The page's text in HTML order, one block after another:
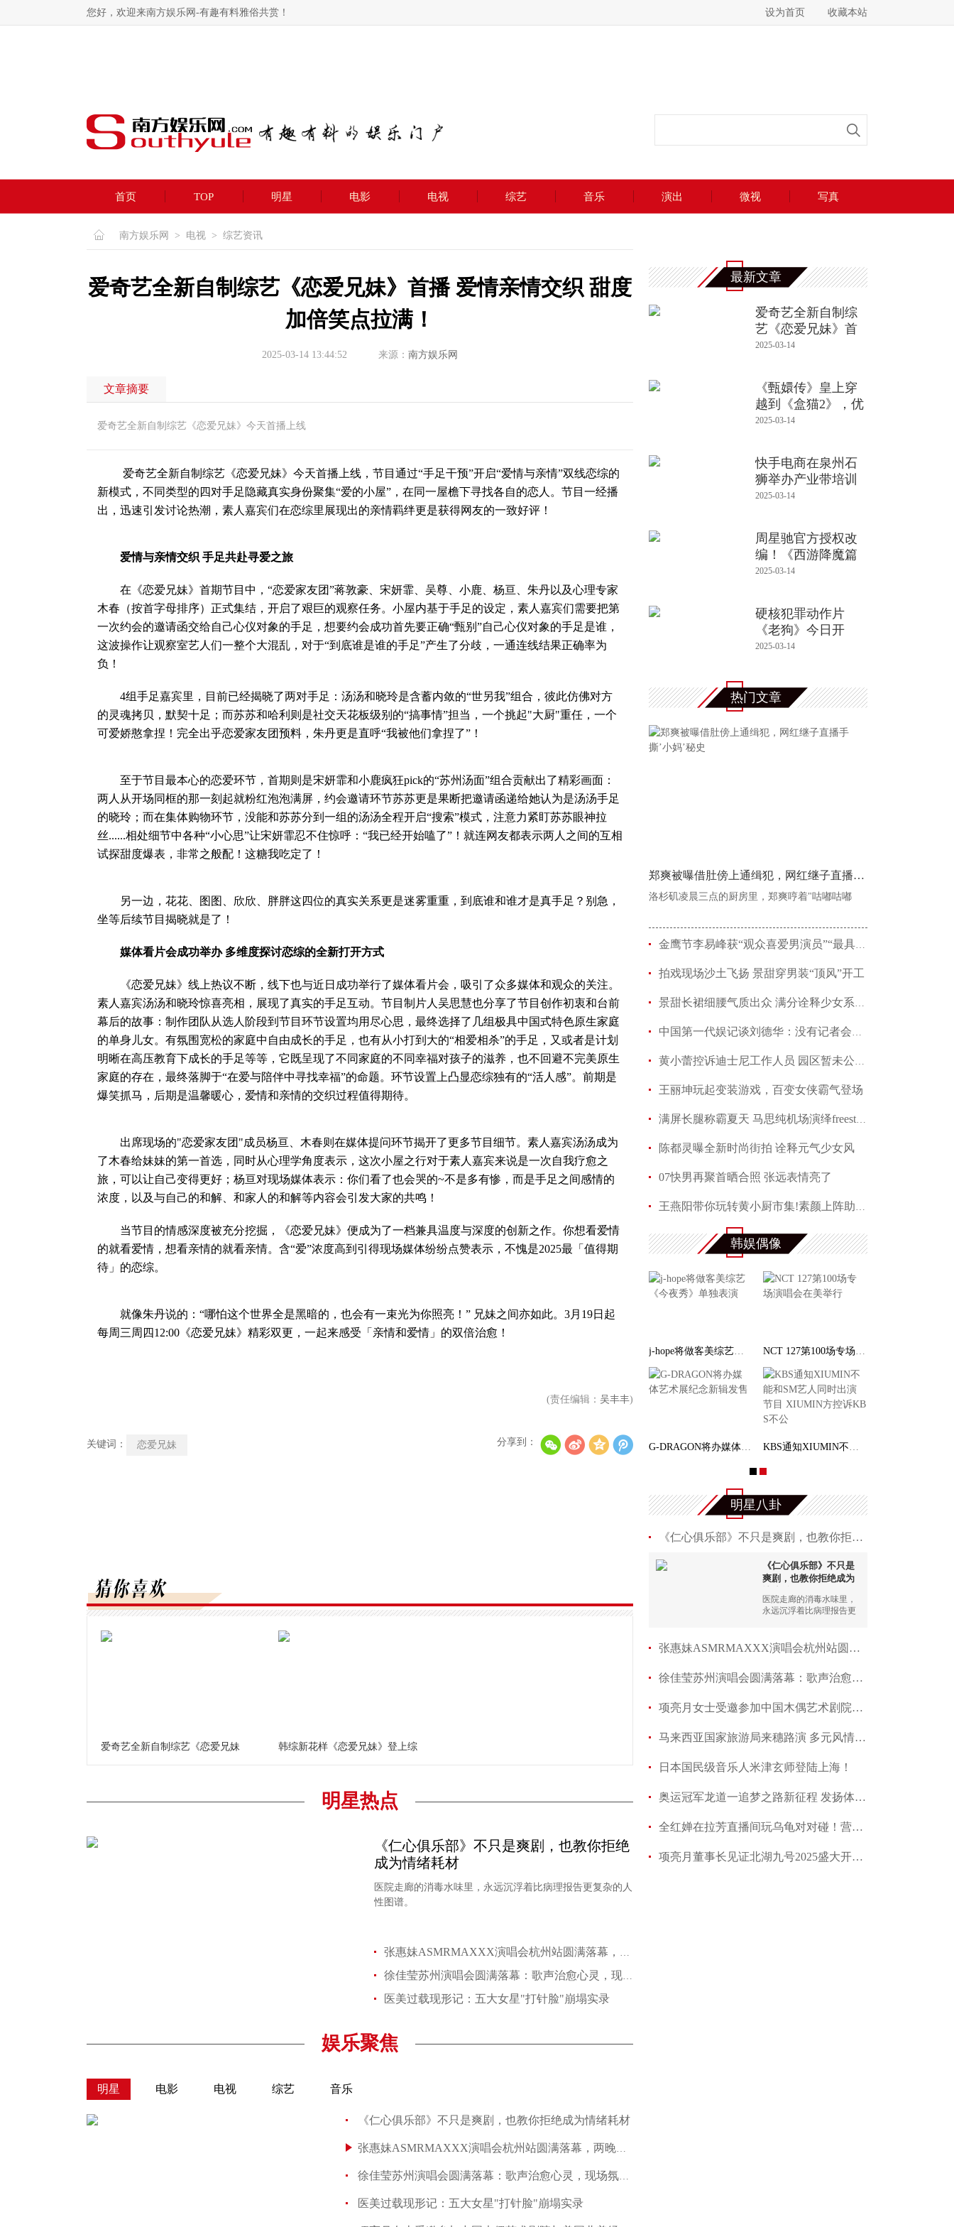
您好，欢迎来南方娱乐网-有趣有料雅俗共赏！ 设为首页 收藏本站
首页 TOP 明星 电影 电视 综艺 音乐 演出 微视 写真
南方娱乐网 > 电视 > 综艺资讯
爱奇艺全新自制综艺《恋爱兄妹》首播 爱情亲情交织 甜度
加倍笑点拉满！
2025-03-14 13:44:52 来源： 南方娱乐网
文章摘要
爱奇艺全新自制综艺《恋爱兄妹》今天首播上线
爱奇艺全新自制综艺《恋爱兄妹》今天首播上线，节目通过“手足干预”开启“爱情与亲情”双线恋综的
新模式，不同类型的四对手足隐藏真实身份聚集“爱的小屋”，在同一屋檐下寻找各自的恋人。节目一经播
出，迅速引发讨论热潮，素人嘉宾们在恋综里展现出的亲情羁绊更是获得网友的一致好评！
爱情与亲情交织 手足共赴寻爱之旅
在《恋爱兄妹》首期节目中，“恋爱家友团”蒋敦豪、宋妍霏、吴尊、小鹿、杨亘、朱丹以及心理专家
木春（按首字母排序）正式集结，开启了艰巨的观察任务。小屋内基于手足的设定，素人嘉宾们需要把第
一次约会的邀请函交给自己心仪对象的手足，想要约会成功首先要正确“甄别”自己心仪对象的手足是谁，
这波操作让观察室艺人们一整个大混乱，对于“到底谁是谁的手足”产生了分歧，一通连线结果正确率为
负！
4组手足嘉宾里，目前已经揭晓了两对手足：汤汤和晓玲是含蓄内敛的“世另我”组合，彼此仿佛对方
的灵魂拷贝，默契十足；而苏苏和哈利则是社交天花板级别的“搞事情”担当，一个挑起"大厨"重任，一个
可爱娇憨拿捏！完全出乎恋爱家友团预料，朱丹更是直呼“我被他们拿捏了”！
至于节目最本心的恋爱环节，首期则是宋妍霏和小鹿疯狂pick的“苏州汤面”组合贡献出了精彩画面：
两人从开场同框的那一刻起就粉红泡泡满屏，约会邀请环节苏苏更是果断把邀请函递给她认为是汤汤手足
的晓玲；而在集体购物环节，没能和苏苏分到一组的汤汤全程开启“搜索”模式，注意力紧盯苏苏眼神拉
丝......相处细节中各种“小心思”让宋妍霏忍不住惊呼：“我已经开始嗑了”！就连网友都表示两人之间的互相
试探甜度爆表，非常之般配！这糖我吃定了！
另一边，花花、图图、欣欣、胖胖这四位的真实关系更是迷雾重重，到底谁和谁才是真手足？别急，
坐等后续节目揭晓就是了！
媒体看片会成功举办 多维度探讨恋综的全新打开方式
《恋爱兄妹》线上热议不断，线下也与近日成功举行了媒体看片会，吸引了众多媒体和观众的关注。
素人嘉宾汤汤和晓玲惊喜亮相，展现了真实的手足互动。节目制片人吴思慧也分享了节目创作初衷和台前
幕后的故事：制作团队从选人阶段到节目环节设置均用尽心思，最终选择了几组极具中国式特色原生家庭
的单身儿女。有氛围宽松的家庭中自由成长的手足，也有从小打到大的“相爱相杀”的手足，又或者是计划
明晰在高压教育下成长的手足等等，它既呈现了不同家庭的不同幸福对孩子的滋养，也不回避不完美原生
家庭的存在，最终落脚于“在爱与陪伴中寻找幸福”的命题。环节设置上凸显恋综独有的“活人感”。前期是
爆笑抓马，后期是温馨暖心，爱情和亲情的交织过程值得期待。
出席现场的"恋爱家友团"成员杨亘、木春则在媒体提问环节揭开了更多节目细节。素人嘉宾汤汤成为
了木春给妹妹的第一首选，同时从心理学角度表示，这次小屋之行对于素人嘉宾来说是一次自我疗愈之
旅，可以让自己变得更好；杨亘对现场媒体表示：你们看了也会哭的~不是多有惨，而是手足之间感情的
浓度，以及与自己的和解、和家人的和解等内容会引发大家的共鸣！
当节目的情感深度被充分挖掘，《恋爱兄妹》便成为了一档兼具温度与深度的创新之作。你想看爱情
的就看爱情，想看亲情的就看亲情。含“爱”浓度高到引得现场媒体纷纷点赞表示，不愧是2025最「值得期
待」的恋综。
就像朱丹说的：“哪怕这个世界全是黑暗的，也会有一束光为你照亮！” 兄妹之间亦如此。3月19日起
每周三周四12:00《恋爱兄妹》精彩双更，一起来感受「亲情和爱情」的双倍治愈！
(责任编辑： 吴丰丰)
关键词： 恋爱兄妹 分享到：
爱奇艺全新自制综艺《恋爱兄妹 韩综新花样《恋爱兄妹》登上综
明星热点
《仁心俱乐部》不只是爽剧，也教你拒绝
成为情绪耗材
医院走廊的消毒水味里，永远沉浮着比病理报告更复杂的人
性图谱。
张惠妹ASMRMAXXX演唱会杭州站圆满落幕，两晚激情点燃黄龙体育中心
徐佳莹苏州演唱会圆满落幕：歌声治愈心灵，现场氛围温暖如春
医美过载现形记：五大女星"打针脸"崩塌实录
娱乐聚焦
明星 电影 电视 综艺 音乐
《仁心俱乐部》不只是爽剧，也教你拒绝成为情绪耗材
张惠妹ASMRMAXXX演唱会杭州站圆满落幕，两晚激情点燃黄
徐佳莹苏州演唱会圆满落幕：歌声治愈心灵，现场氛围温暖如
医美过载现形记：五大女星"打针脸"崩塌实录
最新文章
爱奇艺全新自制综
艺《恋爱兄妹》首
播 爱情
2025-03-14
《甄嬛传》皇上穿
越到《盒猫2》，优
酷手握好I
2025-03-14
快手电商在泉州石
狮举办产业带培训
会，助力新
2025-03-14
周星驰官方授权改
编！《西游降魔篇
之快活城》
2025-03-14
硬核犯罪动作片
《老狗》今日开
播！姜武包贝尔
2025-03-14
热门文章
郑爽被曝借肚傍上通缉犯，网红继子直播手撕’
洛杉矶凌晨三点的厨房里，郑爽哼着"咕嘟咕嘟
金鹰节李易峰获“观众喜爱男演员”“最具人气男演
拍戏现场沙土飞扬 景甜穿男装“顶风”开工
景甜长裙细腰气质出众 满分诠释少女系优雅
中国第一代娱记谈刘德华：没有记者会不喜欢他
黄小蕾控诉迪士尼工作人员 园区暂未公开回应当事
王丽坤玩起变装游戏，百变女侠霸气登场
满屏长腿称霸夏天 马思纯机场演绎freestyle
陈都灵曝全新时尚街拍 诠释元气少女风
07快男再聚首晒合照 张远表情亮了
王燕阳带你玩转黄小厨市集!素颜上阵助力嫣然天使
何润东夏日写真魅力多变 黑色蕾丝透视西装性感吸
韩娱偶像
AMPERS&ONE将于4月回归 ZEROBASEONE连续五次销量创下百万销量
j-hope将做客美综艺《今夜秀》单独表演 NCT 127第100场专场演唱会在美举行
G-DRAGON将办媒体艺术展纪念新辑发售 KBS通知XIUMIN不能和SM艺人同时出演节目 XIUMIN
明星八卦
《仁心俱乐部》不只是爽剧，也教你拒绝成为情绪耗
《仁心俱乐部》不只是
爽剧，也教你拒绝成为
医院走廊的消毒水味里，
永远沉浮着比病理报告更
张惠妹ASMRMAXXX演唱会杭州站圆满落幕，两晚激情
徐佳莹苏州演唱会圆满落幕：歌声治愈心灵，现场氛围
项亮月女士受邀参加中国木偶艺术剧院与美国北美
马来西亚国家旅游局来穗路演 多元风情受老广青
日本国民级音乐人米津玄师登陆上海！
奥运冠军龙道一追梦之路新征程 发扬体育精神展
全红婵在拉芳直播间玩乌龟对对碰！营业状态太可爱
项亮月董事长见证北湖九号2025盛大开场 打造城